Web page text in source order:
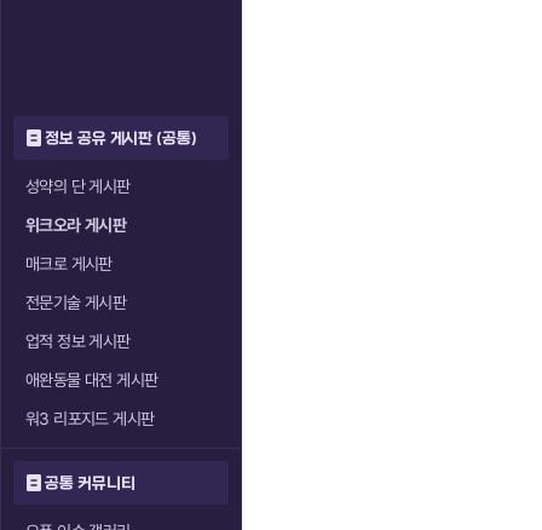
정보 공유 게시판 (공통)
성약의 단 게시판
위크오라 게시판
매크로 게시판
전문기술 게시판
업적 정보 게시판
애완동물 대전 게시판
워3 리포지드 게시판
공통 커뮤니티